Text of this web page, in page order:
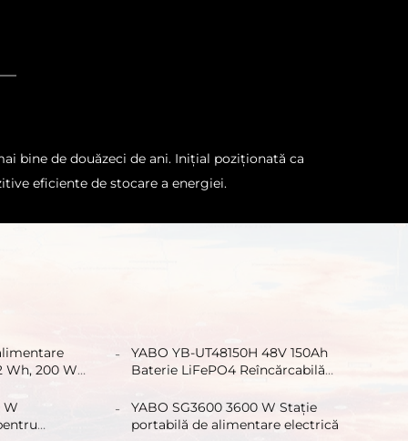
bine de douăzeci de ani. Inițial poziționată ca
eficiente de stocare a energiei.
Wh, 200 W,
de
YABO YB-UT48150H 48V 150Ah
Baterie LiFePO4 Reîncărcabilă
Ionică LiFePO4 pentru Acasă
W
YABO SG3600 3600 W Stație
portabilă de alimentare electrică